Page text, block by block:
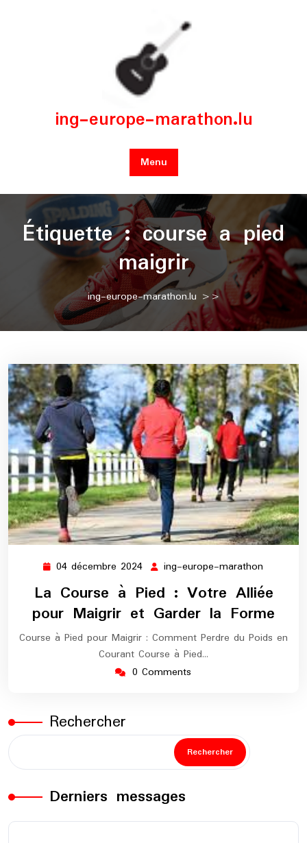
ing-europe-marathon.lu
Menu
Étiquette :course a pied
maigrir
ing-europe-marathon.lu >>
04 décembre 2024 04
décembre
2024
ing-europe-marathon
marathon
La Course à Pied : Votre Alliée
pour Maigrir et Garder la Forme
Course à Pied pour Maigrir : Comment Perdre du Poids en
Courant Course à Pied…
0 Comments
Rechercher
Rechercher
Derniers messages